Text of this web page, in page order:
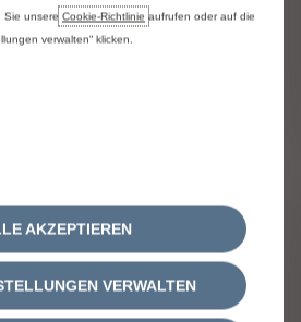
geteilt (60/40) mit Isofix
Sie unsere Cookie‑Richtlinie aufrufen oder auf die
verwalten“ klicken.
VERWALTEN
AKZEPTIEREN